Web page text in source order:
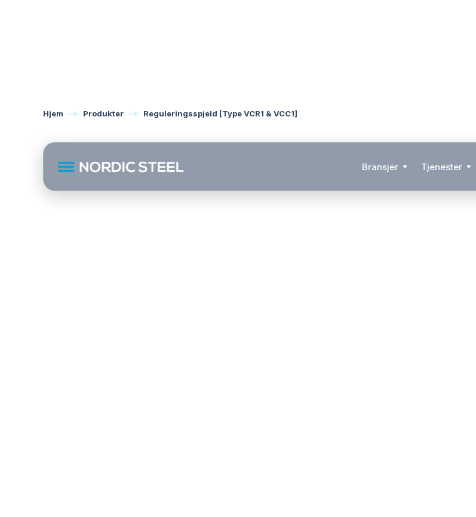
Bransjer Tjenester
Hjem Produkter Reguleringsspjeld [Type VCR1 & VCC1]